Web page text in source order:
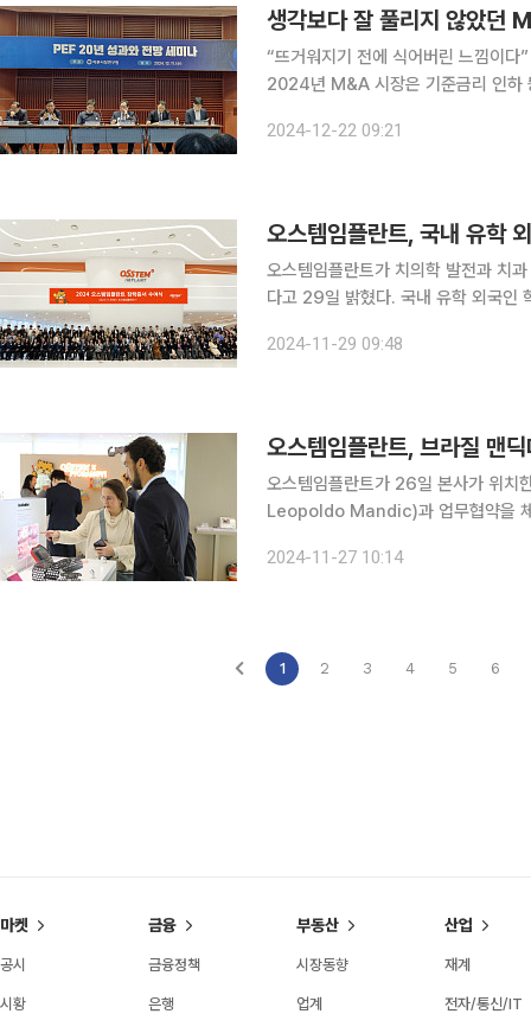
“뜨거워지기 전에 식어버린 느낌이
2024년 M&A 시장은 기준금리 인하
리 인하 효과보다는 거시적 상황이 우
2024-12-22 09:21
오스템임플란트, 국내 유학
오스템임플란트가 치의학 발전과 치
다고 29일 밝혔다. 국내 유학 외국인
펼쳐왔다. 2개 대학에서 시작해 현재
2024-11-29 09:48
오스템임플란트, 브라질 맨
오스템임플란트가 26일 본사가 위
Leopoldo Mandic)과 업무협약을 체결했다고 27일 밝혔
이날 업무협약 체결식에는 최규옥 오
2024-11-27 10:14
1 2 3 4 5 6
마켓
공시
시황
금융
금융정책
은행
부동산
시장동향
업계
산업
재계
전자/통신/IT